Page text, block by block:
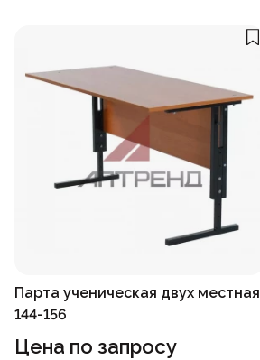
Парта ученическая двух местная
144-156
Цена по запросу